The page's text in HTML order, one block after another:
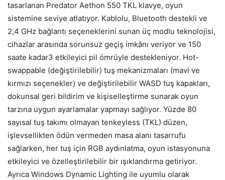
tasarlanan Predator Aethon 550 TKL klavye, oyun
sistemine seviye atlatıyor. Kablolu, Bluetooth destekli ve
2,4 GHz bağlantı seçeneklerini sunan üç modlu teknolojisi,
cihazlar arasında sorunsuz geçiş imkânı veriyor ve 150
saate kadar3 etkileyici pil ömrüyle destekleniyor. Hot-
swappable (değiştirilebilir) tuş mekanizmaları (mavi ve
kırmızı seçenekler) ve değiştirilebilir WASD tuş kapakları,
dokunsal geri bildirim ve kişiselleştirme sunarak oyun
tarzına uygun ayarlamalar yapmayı sağlıyor. Yüzde 80
sayısal tuş takımı olmayan tenkeyless (TKL) düzen,
işlevsellikten ödün vermeden masa alanı tasarrufu
sağlarken, her tuş için RGB aydınlatma, oyun istasyonuna
etkileyici ve özelleştirilebilir bir ışıklandırma getiriyor.
Ayrıca Windows Dynamic Lighting ile uyumlu olarak